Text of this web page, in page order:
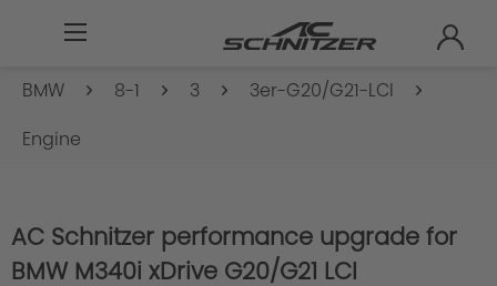
BMW 8-1 3
3er-G20/G21-LCI
Engine
AC Schnitzer performance upgrade for
BMW M340i xDrive G20/G21 LCI